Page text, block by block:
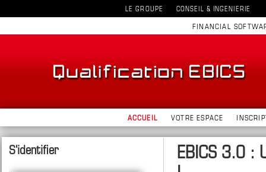
LE GROUPE CONSEIL & INGENIERIE
FINANCIAL
ACCUEIL VOTRE ESPACE
EBICS 3.0 :